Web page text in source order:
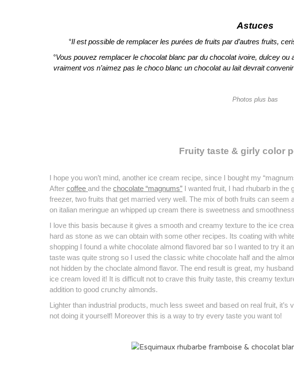
Astuces
°Il est possible de remplacer les purées de fruits par d’autres fruits,
°Vous pouvez remplacer le chocolat blanc par du chocolat ivoire, dulcey
vraiment vos n’aimez pas le choco blanc un chocolat au lait devrait
Photos plus bas
Fruity taste & girly color
I hope you won’t mind, another ice cream recipe, since I bought my
After coffee and the chocolate “magnums” I wanted fruit, I had rhubarb in the
freezer, two fruits that get married very well. The mix of both fruits can seem
on italian meringue an whipped up cream there is sweetness and
I love this basis because it gives a smooth and creamy texture to the ice
hard as stone as we can obtain with some other recipes. Its coating with
shopping I found a white chocolate almond flavored bar so I wanted to try it
taste was quite strong so I used the classic white chocolate half and the
not hidden by the choclate almond flavor. The end result is great, my
ice cream loved it! It is difficult not to crave this fruity taste, this creamy
addition to good crunchy almonds.
Lighter than industrial products, much less sweet and based on real fruit,
not doing it yourself! Moreover this is a way to try every taste you want to!